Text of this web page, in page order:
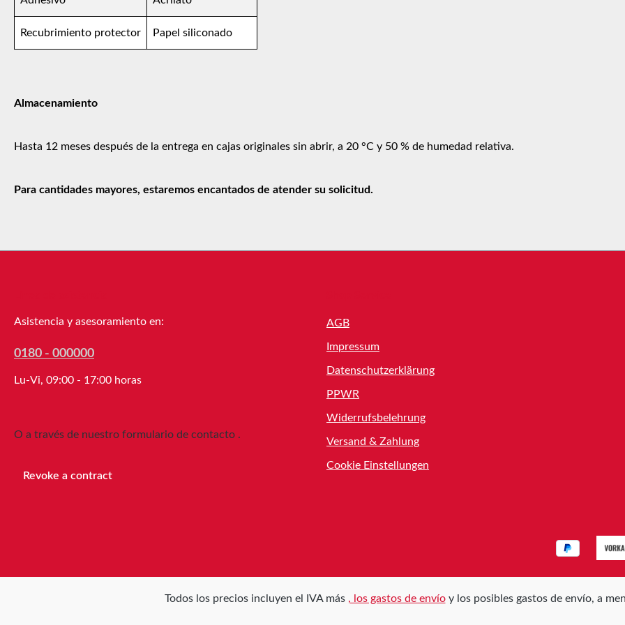
Recubrimiento protector Papel siliconado
Almacenamiento
Hasta 12 meses después de la entrega en cajas originales sin abrir, a 20 °C y 50 % de humedad relativa.
Para cantidades mayores, estaremos encantados de atender su solicitud.
Asistencia y asesoramiento en:
0180 - 000000
Lu-Vi, 09:00 - 17:00 horas
O a través de nuestro formulario de contacto .
Revoke a contract
AGB
Impressum
Datenschutzerklärung
PPWR
Widerrufsbelehrung
Versand & Zahlung
Cookie Einstellungen
Todos los precios incluyen el IVA más , los gastos de envíoy los posibles gastos de envío, a